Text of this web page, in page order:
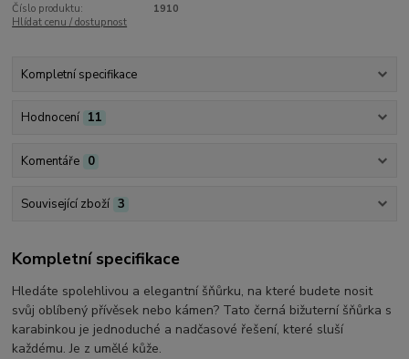
Číslo produktu:
1910
Hlídat cenu / dostupnost
Kompletní specifikace
Hodnocení 11
Komentáře 0
Související zboží 3
Kompletní specifikace
Hledáte spolehlivou a elegantní šňůrku, na které budete nosit
svůj oblíbený přívěsek nebo kámen? Tato černá bižuterní šňůrka s
karabinkou je jednoduché a nadčasové řešení, které sluší
každému. Je z umělé kůže.